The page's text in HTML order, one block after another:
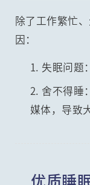
除了工作繁忙
因：
1. 失眠问题
2. 舍不得睡
媒体，导致
优质睡